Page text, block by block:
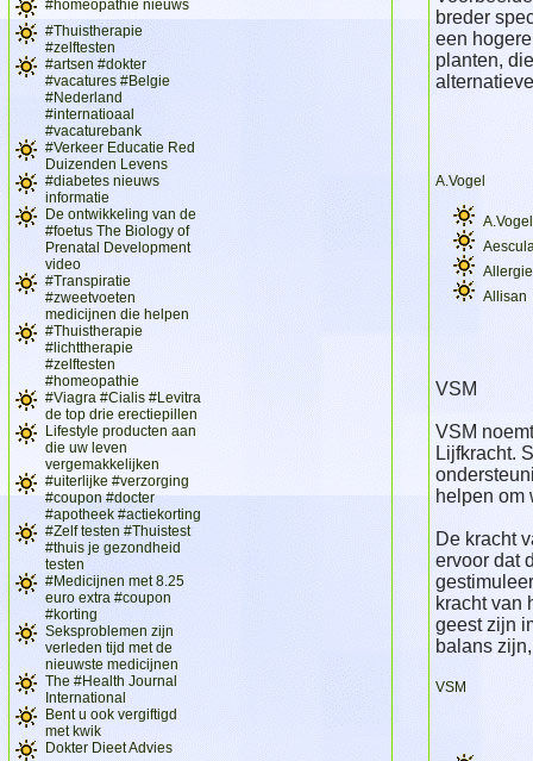
#homeopathie nieuws
#Thuistherapie
#zelftesten
#artsen #dokter
#vacatures #Belgie
#Nederland
#internatioaal
#vacaturebank
#Verkeer Educatie Red
Duizenden Levens
#diabetes nieuws
informatie
De ontwikkeling van de
#foetus The Biology of
Prenatal Development
video
#Transpiratie
#zweetvoeten
medicijnen die helpen
#Thuistherapie
#lichttherapie
#zelftesten
#homeopathie
#Viagra #Cialis #Levitra
de top drie erectiepillen
Lifestyle producten aan
die uw leven
vergemakkelijken
#uiterlijke #verzorging
#coupon #docter
#apotheek #actiekorting
#Zelf testen #Thuistest
#thuis je gezondheid
testen
#Medicijnen met 8.25
euro extra #coupon
#korting
Seksproblemen zijn
verleden tijd met de
nieuwste medicijnen
The #Health Journal
International
Bent u ook vergiftigd
met kwik
Dokter Dieet Advies
breder
een
planten,
A.Vogel
Allisan
VSM
VSM
Lijfkracht.
helpen om
De kracht
ervoor dat
kracht van
geest zijn
balans
VSM